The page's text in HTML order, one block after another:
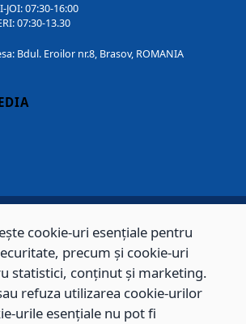
JOI: 07:30-16:00
07:30-13.30
Bdul. Eroilor nr.8, Brasov, ROMANIA
MUNICIPIULUI BRAȘOV, toate drepturile
Sitemap Contact
cookie-uri esențiale pentru
precum și cookie-uri
statistici, conținut și marketing.
refuza utilizarea cookie-urilor
urile esențiale nu pot fi